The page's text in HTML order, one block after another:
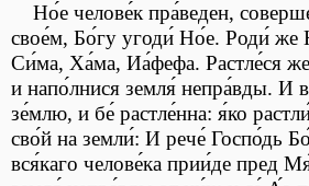
Но́е челове́к пра́веден,
свое́м, Бо́гу угоди́ Но́е. Роди́ же
Си́ма, Ха́ма, Иа́фефа. Растле́ся
и напо́лнися земля́ непра́вды. И
зе́млю, и бе́ растле́нна: я́ко
сво́й на земли́: И рече́ Госпо́дь
вся́каго челове́ка прии́де пред